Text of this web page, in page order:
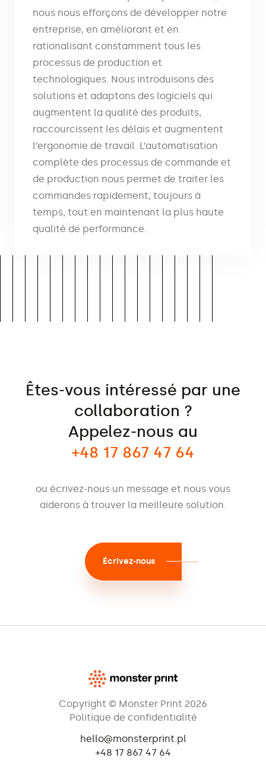
nous nous efforçons de développer notre
entreprise, en améliorant et en
rationalisant constamment tous les
processus de production et
technologiques. Nous introduisons des
solutions et adaptons des logiciels qui
augmentent la qualité des produits,
raccourcissent les délais et augmentent
l’ergonomie de travail. L’automatisation
complète des processus de commande et
de production nous permet de traiter les
commandes rapidement, toujours à
temps, tout en maintenant la plus haute
qualité de performance.
Êtes-vous intéressé par une
collaboration ?
Appelez-nous au
+48 17 867 47 64
ou écrivez-nous un message et nous vous
aiderons à trouver la meilleure solution.
Écrivez-nous
Copyright © Monster Print 2026
Politique de confidentialité
hello@monsterprint.pl
+48 17 867 47 64